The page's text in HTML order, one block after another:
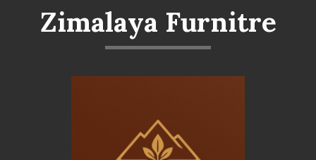
Zimalaya Furnitre